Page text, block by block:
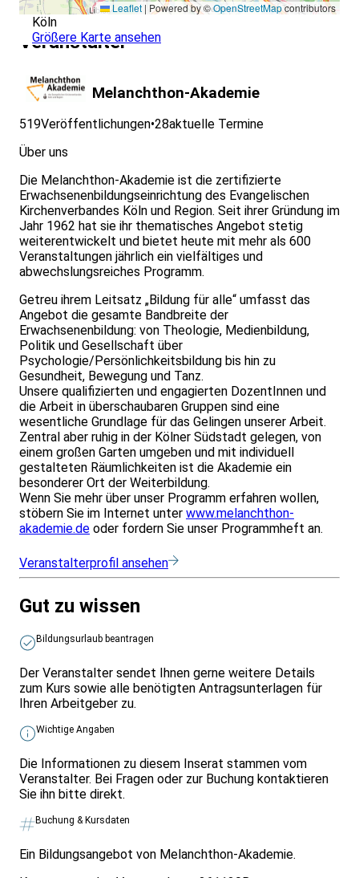
Leaflet | Powered by ©OpenStreetMapcontributors
Köln
Größere Karte ansehen
Veranstalter
Melanchthon-Akademie
519Veröffentlichungen•28aktuelle Termine
Über uns
Die Melanchthon-Akademie ist die zertifizierte
Erwachsenenbildungseinrichtung des Evangelischen
Kirchenverbandes Köln und Region. Seit ihrer Gründung im
Jahr 1962 hat sie ihr thematisches Angebot stetig
weiterentwickelt und bietet heute mit mehr als 600
Veranstaltungen jährlich ein vielfältiges und
abwechslungsreiches Programm.
Getreu ihrem Leitsatz „Bildung für alle“ umfasst das
Angebot die gesamte Bandbreite der
Erwachsenenbildung: von Theologie, Medienbildung,
Politik und Gesellschaft über
Psychologie/Persönlichkeitsbildung bis hin zu
Gesundheit, Bewegung und Tanz.
Unsere qualifizierten und engagierten DozentInnen und
die Arbeit in überschaubaren Gruppen sind eine
wesentliche Grundlage für das Gelingen unserer Arbeit.
Zentral aber ruhig in der Kölner Südstadt gelegen, von
einem großen Garten umgeben und mit individuell
gestalteten Räumlichkeiten ist die Akademie ein
besonderer Ort der Weiterbildung.
Wenn Sie mehr über unser Programm erfahren wollen,
stöbern Sie im Internet unter www.melanchthon-
akademie.de oder fordern Sie unser Programmheft an.
Veranstalterprofil ansehen
Gut zu wissen
Bildungsurlaub beantragen
Der Veranstalter sendet Ihnen gerne weitere Details
zum Kurs sowie alle benötigten Antragsunterlagen für
Ihren Arbeitgeber zu.
Wichtige Angaben
Die Informationen zu diesem Inserat stammen vom
Veranstalter. Bei Fragen oder zur Buchung kontaktieren
Sie ihn bitte direkt.
Buchung & Kursdaten
Ein Bildungsangebot von Melanchthon-Akademie.